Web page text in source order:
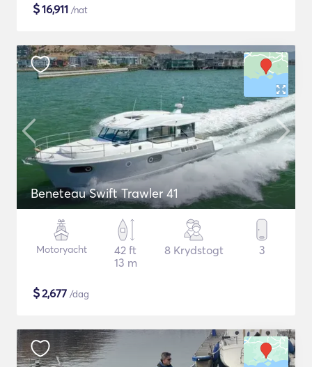
$16,911 /nat
Beneteau Swift Trawler 41
Motoryacht
42 ft
13 m
8 Krydstogt 3
$2,677 /dag